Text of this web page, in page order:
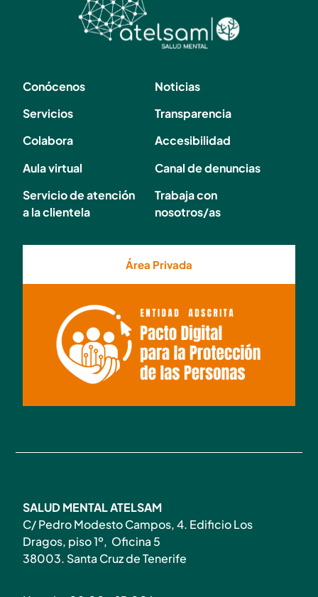
Conócenos
Servicios
Colabora
Aula virtual
Servicio de atención
a la clientela
Noticias
Transparencia
Accesibilidad
Canal de denuncias
Trabaja con
nosotros/as
Área Privada
SALUD MENTAL ATELSAM
C/ Pedro Modesto Campos, 4. Edificio Los
Dragos, piso 1º, Oficina 5
38003. Santa Cruz de Tenerife